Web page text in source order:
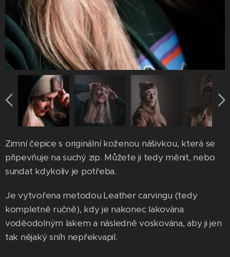
Zimní čepice s originální koženou nášivkou, která se
připevňuje na suchý zip. Můžete ji tedy měnit, nebo
sundat kdykoliv je potřeba.
Je vytvořena metodou Leather carvingu (tedy
kompletně ručně), kdy je nakonec lakována
voděodolným lakem a následně voskována, aby ji jen
tak nějaký sníh nepřekvapil.